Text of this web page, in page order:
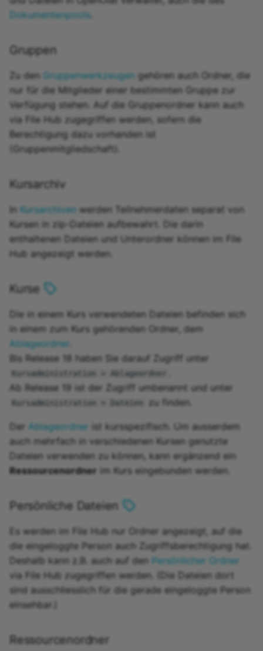
Dokumentenpools.
Gruppen
Zu den Gruppenwerkzeugen gehören auch Ordner, die
nur für die Mitglieder einer bestimmten Gruppe zur
Verfügung stehen. Auf die Gruppenordner kann auch
via File Hub zugegriffen werden, sofern die
Berechtigung dazu vorhanden ist
(Gruppenmitgliedschaft).
Kursarchiv
In Kursarchiven werden Teilnehmerdaten separat von
Kursen in zip-Dateien aufbewahrt. Die darin
enthaltenen Dateien und Unterordner können im File
Hub angezeigt werden.
Kurse
Die in einem Kurs verwendeten Dateien befinden sich
in einem zum Kurs gehörenden Ordner, dem
Ablageordner
Bis Release 18 haben Sie darauf Zugriff unter
Kursadministration > Ablageordner
Ab Release 19 ist der Zugriff umbenannt und unter
Kursadministration > Dateien zu finden.
Der Ablageordner ist kursspezifisch. Um ausserdem
auch mehrfach in verschiedenen Kursen genutzte
Dateien verwenden zu können, kann ergänzend ein
Ressourcenordner im Kurs eingebunden werden.
Persönliche Dateien
Es werden im File Hub nur Ordner angezeigt, auf die
die eingeloggte Person auch Zugriffsberechtigung hat.
Deshalb kann z.B. auch auf den Persönlicher Ordner
via File Hub zugegriffen werden. (Die Dateien dort
sind ausschliesslich für die gerade eingeloggte Person
einsehbar.)
Ressourcenordner